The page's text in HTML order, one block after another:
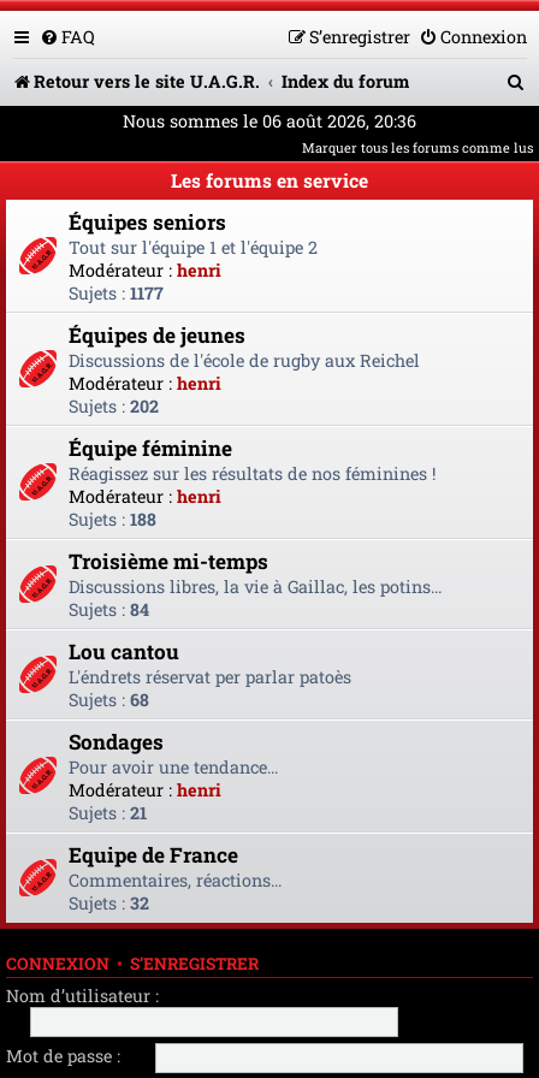
FAQ Connexion
S’enregistrer
Retour vers le site U.A.G.R.
Index du forum
c
Nous sommes le 06 août 2026, 20:36
Marquer tous les forums comme lus
Les forums en service
Équipes seniors
Tout sur l'équipe 1 et l'équipe 2
Modérateur : henri
Sujets : 1177
Équipes de jeunes
Discussions de l'école de rugby aux Reichel
Modérateur : henri
Sujets : 202
Équipe féminine
Réagissez sur les résultats de nos féminines !
Modérateur : henri
Sujets : 188
Troisième mi-temps
Discussions libres, la vie à Gaillac, les potins...
Sujets : 84
Lou cantou
L'éndrets réservat per parlar patoès
Sujets : 68
Sondages
Pour avoir une tendance...
Modérateur : henri
Sujets : 21
Equipe de France
Commentaires, réactions...
Sujets : 32
CONNEXION • S’ENREGISTRER
Nom d’utilisateur :
Mot de passe :